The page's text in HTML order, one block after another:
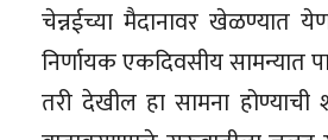
चेन्नईच्या मैदानावर खेळण्यात
निर्णायक एकदिवसीय
तरी देखील हा सामना